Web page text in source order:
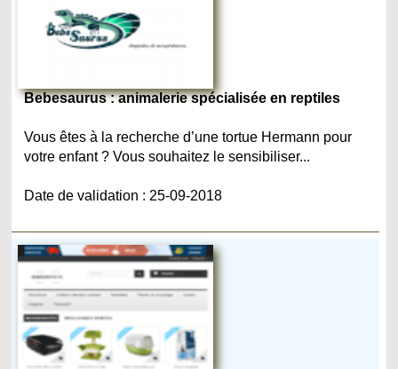
Bebesaurus : animalerie spécialisée en reptiles
Vous êtes à la recherche d’une tortue Hermann pour
votre enfant ? Vous souhaitez le sensibiliser...
Date de validation : 25-09-2018